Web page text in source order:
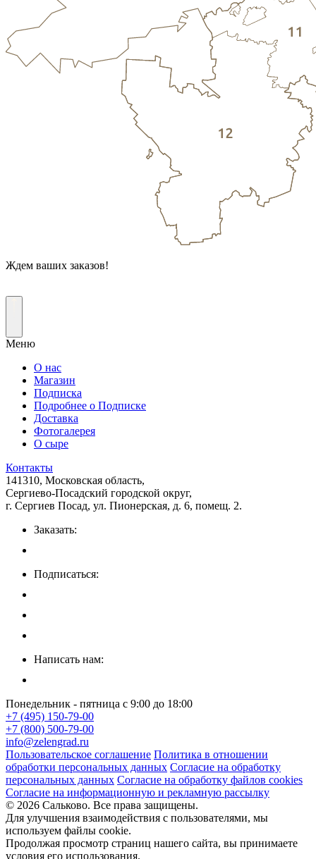
Ждем ваших заказов!
Меню
О нас
Магазин
Подписка
Подробнее о Подписке
Доставка
Фотогалерея
О сыре
Контакты
141310, Московская область,
Сергиево-Посадский городской округ,
г. Сергиев Посад, ул. Пионерская, д. 6, помещ. 2.
Заказать:
Подписаться:
Написать нам:
Понедельник - пятница с 9:00 до 18:00
+7 (495) 150-79-00
+7 (800) 500-79-00
info@zelengrad.ru
Пользовательское соглашение Политика в отношении
обработки персональных данных Согласие на обработку
персональных данных Согласие на обработку файлов cookies
Согласие на информационную и рекламную рассылку
© 2026 Сальково. Все права защищены.
Для улучшения взаимодействия с пользователями, мы
используем файлы cookie.
Продолжая просмотр страниц нашего сайта, вы принимаете
условия его использования.